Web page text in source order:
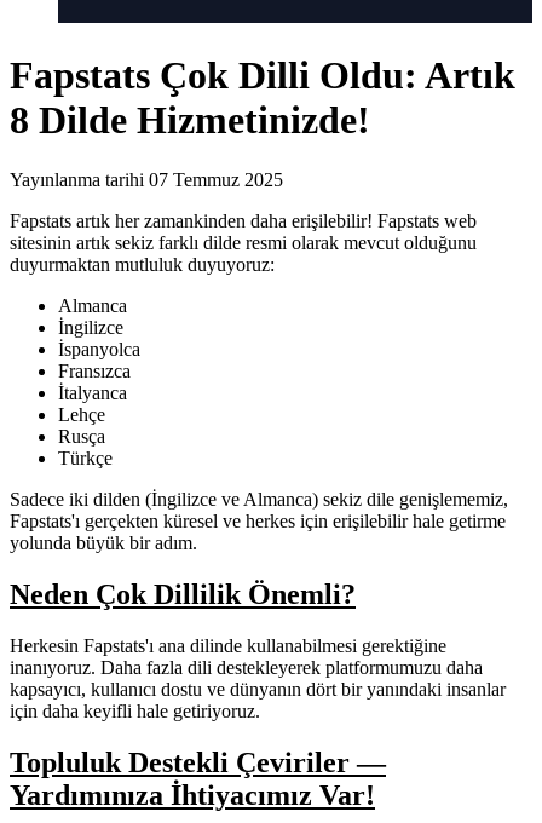
Fapstats Çok Dilli Oldu: Artık
8 Dilde Hizmetinizde!
Yayınlanma tarihi 07 Temmuz 2025
Fapstats artık her zamankinden daha erişilebilir! Fapstats web
sitesinin artık sekiz farklı dilde resmi olarak mevcut olduğunu
duyurmaktan mutluluk duyuyoruz:
Almanca
İngilizce
İspanyolca
Fransızca
İtalyanca
Lehçe
Rusça
Türkçe
Sadece iki dilden (İngilizce ve Almanca) sekiz dile genişlememiz,
Fapstats'ı gerçekten küresel ve herkes için erişilebilir hale getirme
yolunda büyük bir adım.
Neden Çok Dillilik Önemli?
Herkesin Fapstats'ı ana dilinde kullanabilmesi gerektiğine
inanıyoruz. Daha fazla dili destekleyerek platformumuzu daha
kapsayıcı, kullanıcı dostu ve dünyanın dört bir yanındaki insanlar
için daha keyifli hale getiriyoruz.
Topluluk Destekli Çeviriler —
Yardımınıza İhtiyacımız Var!